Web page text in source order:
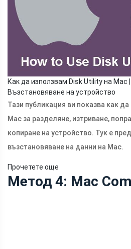
Как да използвам Disk Utility на
Възстановяване на устройство
Тази публикация ви показва как
Mac за разделяне, изтриване,
копиране на устройство. Тук е
възстановяване на данни на Mac.
Прочетете още
Метод 4: Mac